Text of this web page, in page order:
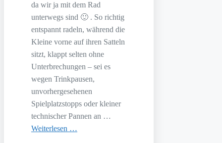
da wir ja mit dem Rad
unterwegs sind 🙂 . So richtig
entspannt radeln, während die
Kleine vorne auf ihren Satteln
sitzt, klappt selten ohne
Unterbrechungen – sei es
wegen Trinkpausen,
unvorhergesehenen
Spielplatzstopps oder kleiner
technischer Pannen an …
Weiterlesen …